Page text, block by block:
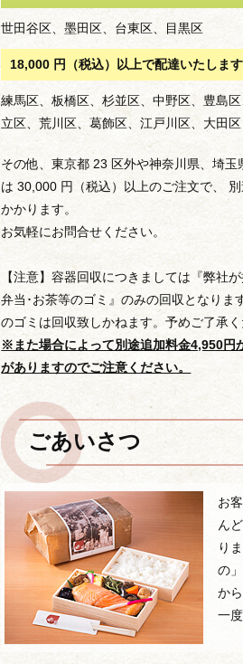
世田谷区、墨田区、台東区、目黒区
18,000 円（税込）以上で配達いたします
練馬区、板橋区、杉並区、中野区、豊島
立区、荒川区、葛飾区、江戸川区、大田区
その他、東京都 23 区外や神奈川県、埼玉
は 30,000 円（税込）以上のご注文で、
かかります。
お気軽にお問合せください。
【注意】容器回収につきましては『弊社
弁当･お茶等のゴミ』のみの回収となりま
のゴミは回収致しかねます。予めご了承く
※また場合によって別途追加料金4,950円
がありますのでご注意ください。
ごあいさつ
お
ん
り
の
か
一